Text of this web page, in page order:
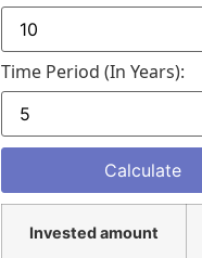
Time Period (in Years):
Invested amount